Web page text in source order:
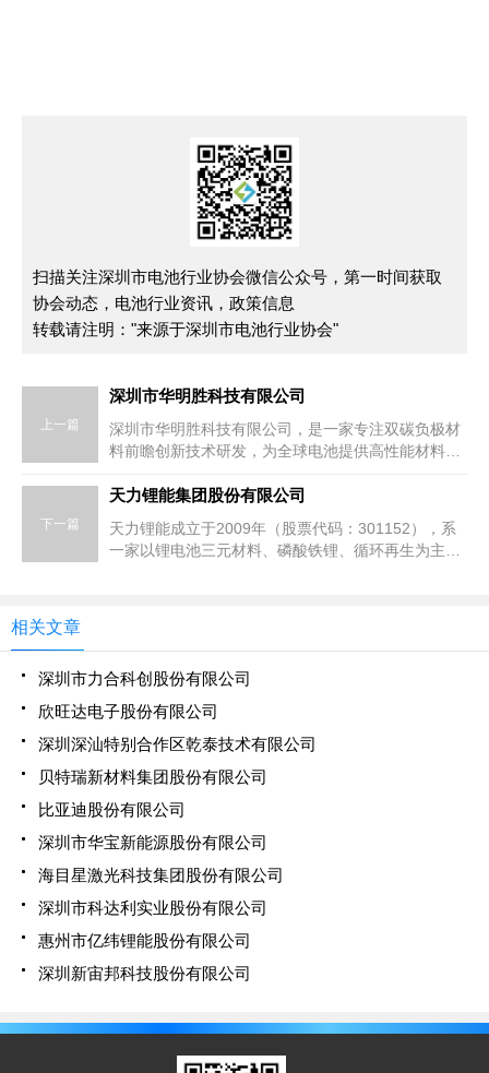
扫描关注深圳市电池行业协会微信公众号，第一时间获取
协会动态，电池行业资讯，政策信息
转载请注明："来源于深圳市电池行业协会"
上一篇
深圳市华明胜科技有限公司
深圳市华明胜科技有限公司，是一家专注双碳负极材
料前瞻创新技术研发，为全球电池提供高性能材料解
料...
下一篇
天力锂能集团股份有限公司
天力锂能成立于2009年（股票代码：301152），系
一家以锂电池三元材料、磷酸铁锂、循环再生为主营
相关文章
深圳市力合科创股份有限公司
欣旺达电子股份有限公司
深圳深汕特别合作区乾泰技术有限公司
贝特瑞新材料集团股份有限公司
比亚迪股份有限公司
深圳市华宝新能源股份有限公司
海目星激光科技集团股份有限公司
深圳市科达利实业股份有限公司
惠州市亿纬锂能股份有限公司
深圳新宙邦科技股份有限公司